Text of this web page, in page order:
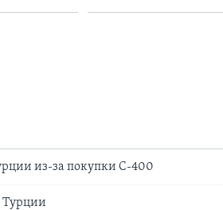
из-за покупки С-400
Турции